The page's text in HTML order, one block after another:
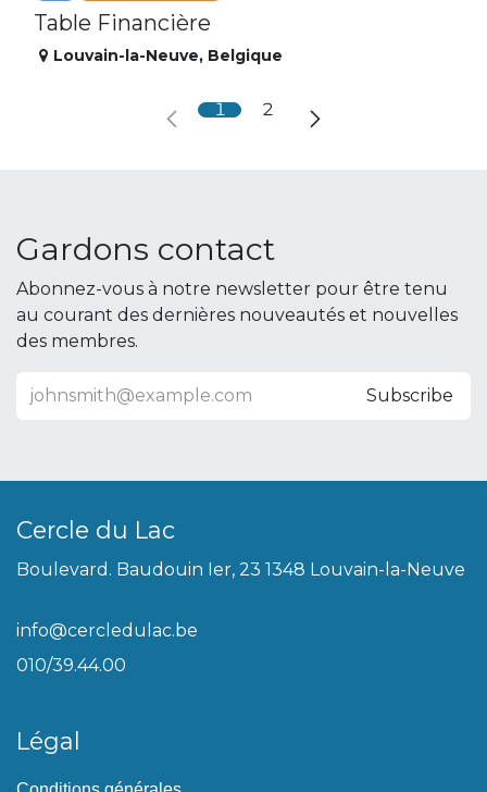
Table Financière
Louvain-la-Neuve, Belgique
1 2
Gardons contact
Abonnez-vous à notre newsletter pour être tenu
au courant des dernières nouveautés et nouvelles
des membres.
Subscribe
Cercle du Lac
Boulevard. Baudouin Ier, 23 1348 Louvain-la-Neuve
info@cercledulac.be
010/39.44.00
Légal